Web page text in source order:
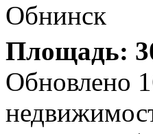
Обнинск
Площадь:
Обновлено